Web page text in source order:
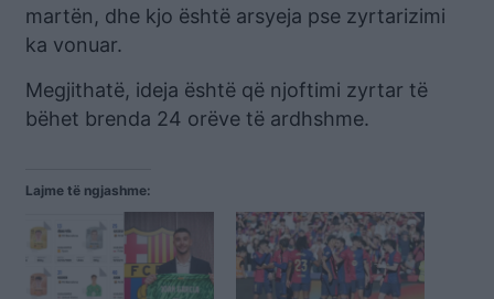
martën, dhe kjo është arsyeja pse zyrtarizimi
ka vonuar.
Megjithatë, ideja është që njoftimi zyrtar të
bëhet brenda 24 orëve të ardhshme.
Lajme të ngjashme: